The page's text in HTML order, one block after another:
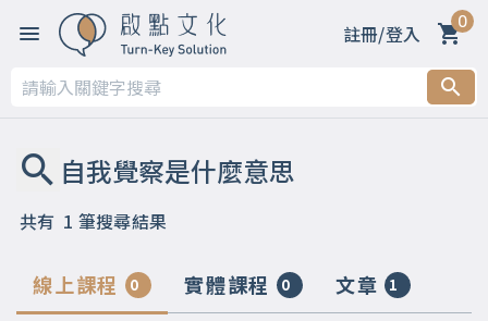
註冊/登入 0
共有 1 筆搜尋結果
線上課程 0 實體課程 0 文章 1